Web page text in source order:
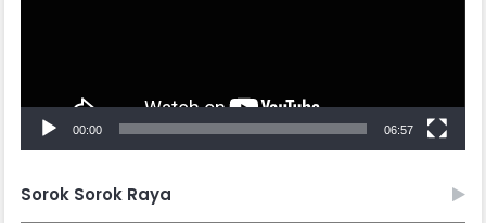
00:00 06:57
Sorok Sorok Raya